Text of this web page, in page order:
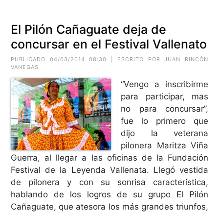
El Pilón Cañaguate deja de
concursar en el Festival Vallenato
PUBLICADO 04/03/2014 08:30 | ESCRITO POR JUAN RINCÓN
VANEGAS
“Vengo a inscribirme
para participar, mas
no para concursar”,
fue lo primero que
dijo la veterana
pilonera Maritza Viña
Guerra, al llegar a las oficinas de la Fundación
Festival de la Leyenda Vallenata. Llegó vestida
de pilonera y con su sonrisa característica,
hablando de los logros de su grupo El Pilón
Cañaguate, que atesora los más grandes triunfos,